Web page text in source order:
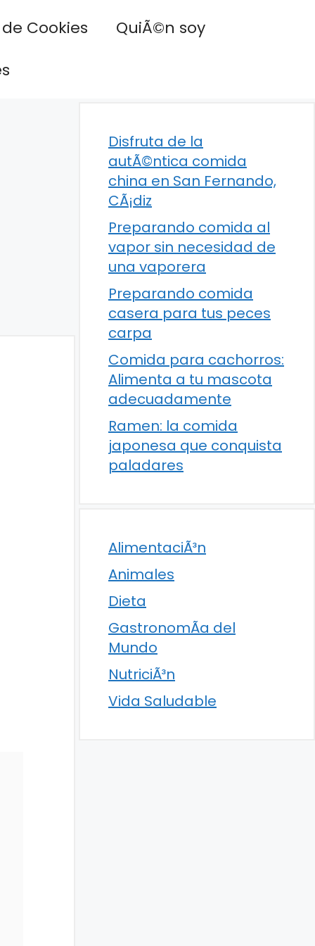
Cookies
QuiÃ©n soy
Disfruta de la
autÃ©ntica comida
china en San Fernando,
CÃ¡diz
Preparando comida al
vapor sin necesidad de
una vaporera
Preparando comida
casera para tus peces
carpa
Comida para cachorros:
Alimenta a tu mascota
adecuadamente
Ramen: la comida
japonesa que conquista
paladares
AlimentaciÃ³n
Animales
Dieta
GastronomÃ­a del
Mundo
NutriciÃ³n
Vida Saludable